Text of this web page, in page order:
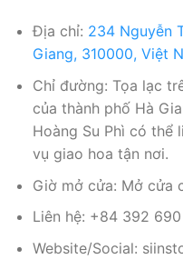
Địa chỉ: 234 Nguyễn
Giang, 310000, Việt
Chỉ đường: Tọa lạc
của thành phố Hà
Hoàng Su Phì có thể
vụ giao hoa tận nơi.
Giờ mở cửa: Mở cửa
Liên hệ: +84 392
Website/Social: